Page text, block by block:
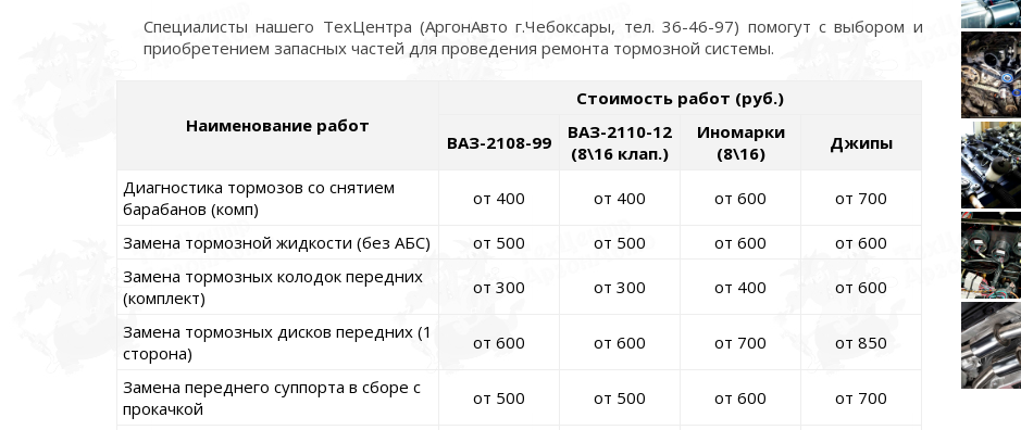
Специалисты нашего ТехЦентра (АргонАвто г.Чебоксары, тел. 36-46-97) помогут с выбором и
приобретением запасных частей для проведения ремонта тормозной системы.
Наименование работ
Стоимость работ (руб.)
ВАЗ-2108-99
ВАЗ-2110-12
(8\16 клап.)
Иномарки
(8\16)
Джипы
Диагностика тормозов со снятием
барабанов (комп)
от 400 от 400 от 600 от 700
Замена тормозной жидкости (без АБС) от 500 от 500 от 600
от 600
Замена тормозных колодок передних
(комплект)
от 300 от 300 от 400 от 600
Замена тормозных дисков передних (1
сторона)
от 600 от 600 от 700 от 850
Замена переднего суппорта в сборе с
прокачкой
от 500 от 500 от 600 от 700